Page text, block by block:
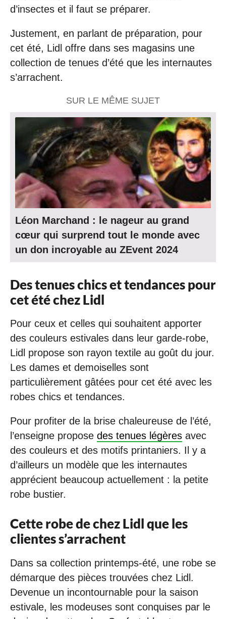
d’insectes et il faut se préparer.
Justement, en parlant de préparation, pour
cet été, Lidl offre dans ses magasins une
collection de tenues d’été que les internautes
s’arrachent.
SUR LE MÊME SUJET
Léon Marchand : le nageur au grand
cœur qui surprend tout le monde avec
un don incroyable au ZEvent 2024
Des tenues chics et tendances pour
cet été chez Lidl
Pour ceux et celles qui souhaitent apporter
des couleurs estivales dans leur garde-robe,
Lidl propose son rayon textile au goût du jour.
Les dames et demoiselles sont
particulièrement gâtées pour cet été avec les
robes chics et tendances.
Pour profiter de la brise chaleureuse de l’été,
l’enseigne propose des tenues légères avec
des couleurs et des motifs printaniers. Il y a
d’ailleurs un modèle que les internautes
apprécient beaucoup actuellement : la petite
robe bustier.
Cette robe de chez Lidl que les
clientes s’arrachent
Dans sa collection printemps-été, une robe se
démarque des pièces trouvées chez Lidl.
Devenue un incontournable pour la saison
estivale, les modeuses sont conquises par le